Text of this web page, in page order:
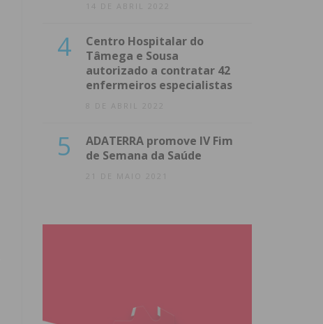
14 DE ABRIL 2022
4
Centro Hospitalar do
Tâmega e Sousa
autorizado a contratar 42
enfermeiros especialistas
8 DE ABRIL 2022
5
ADATERRA promove IV Fim
de Semana da Saúde
21 DE MAIO 2021